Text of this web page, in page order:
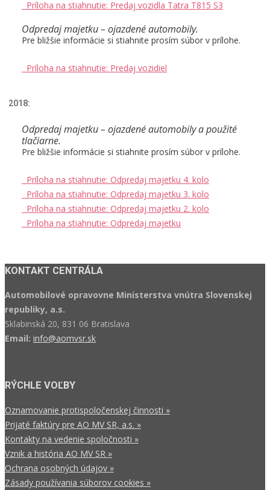
Príloha na stiahnutie: Predaj vozidla Tatra T815 S3
Odpredaj majetku – ojazdené automobily.
Pre bližšie informácie si stiahnite prosím súbor v prílohe.
Príloha na stiahnutie: Predaj vozidiel
2018:
Odpredaj majetku – ojazdené automobily a použité
tlačiarne.
Pre bližšie informácie si stiahnite prosím súbor v prílohe.
Príloha na stiahnutie: Odpredaj majetku 4. kolo
Príloha na stiahnutie: Odpredaj majetku 3. kolo
Príloha na stiahnutie: Odpredaj majetku 2. kolo
Príloha na stiahnutie: Odpredaj majetku
KONTAKT CENTRÁLA
Automobilové opravovne Ministerstva vnútra Slovenskej
republiky, a.s.
Sklabinská 20, 831 06 Bratislava
Email: info@aomvsr.sk
RÝCHLE VOĽBY
Oznamovanie protispoločenskej činnosti »
Prijaté faktúry pre AO MV SR, a.s. »
Kontakty na vedenie spoločnosti »
Vznik a história AO MV SR »
Ochrana osobných údajov »
Zásady používania súborov cookies »